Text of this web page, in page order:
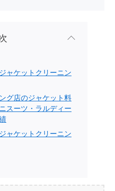
ャケットクリーニン
グ店のジャケット料
スーツ・ラルディー
ャケットクリーニン